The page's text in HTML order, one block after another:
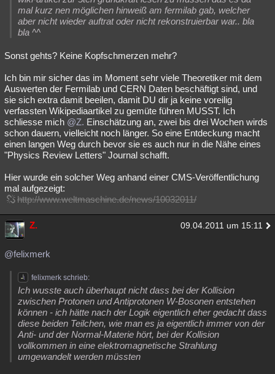
mal kurz nen möglichen hinweiß am fermilab gab, welcher
aber nicht wieder auftrat oder nicht rekonstruierbar war.. bla
bla ^^
Sonst gehts? Keine Kopfschmerzen mehr?
Ich bin mir sicher das im Moment sehr viele Theoretiker mit dem
Auswerten der Fermilab und CERN Daten beschäftigt sind, und
sie sich extra damit beeilen, damit DU dir ja keine voreilig
verfassten Wikipediaartikel zu gemüte führen MUSST. Ich
schliesse mich @Z. Einschätzung an, zwei bis drei Wochen wirds
schon dauern, vielleicht noch länger. So eine Entdeckung macht
einen langen Weg durch bevor sie es auch nur in die Nähe eines
"Physics Review Letters" Journal schafft.
Hier wurde ein solcher Weg anhand einer CMS-Veröffentlichung
mal aufgezeigt:
http://www.weltmaschine.de/news/10032011/
Z. 09.04.2011 um 15:11
@felixmerk
felixmerk schrieb:
Ich wusste auch überhaupt nicht dass bei der Kollision
zwischen Protonen und Antiprotonen W-Bosonen entstehen
können - ich hätte nach der Logik eigentlich eher gedacht dass
diese beiden Teilchen, wie man es ja eigentlich immer von der
Anti- und der Normal-Materie hört, bei der Kollision
vollkommen in eine elektromagnetische Strahlung
umgewandelt werden müssten